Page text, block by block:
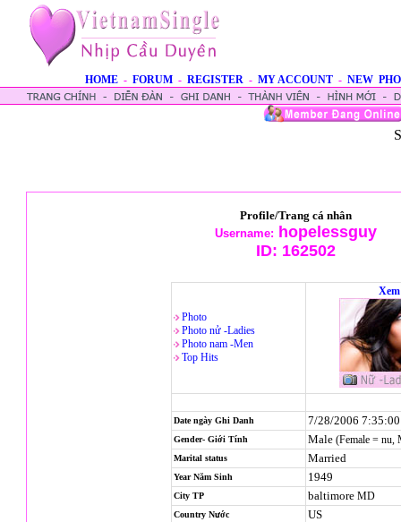
HOME - FORUM - REGISTER - MY ACCOUNT - NEW
Profile/Trang cá nhân
Username: hopelessguy
ID: 162502
Photo
Photo nử -Ladies
Photo nam -Men
Top Hits
Date ngày Ghi Danh 7/28/2006
Gender- Giới Tính Male (Female = nu,
Marital status Married
Year Năm Sinh 1949
City TP baltimore MD
Country Nước US